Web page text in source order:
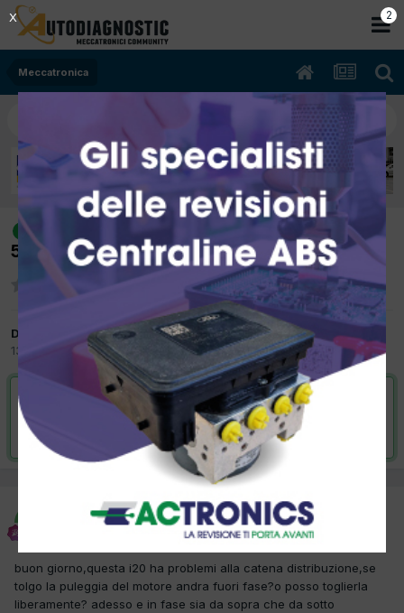
Meccatronica
risolto
[hyundai i20 11/2010 1248cc g4la
57Kw Benzina] catena distribuzione
Da elena
13 Luglio 2021inMeccatronica
VAI ALLA SOLUZIONE
Risolta da elena, 19 Luglio 2021
elena
buon giorno,questa i20 ha problemi alla catena distribuzione,se
tolgo la puleggia del motore andra fuori fase?o posso toglierla
liberamente? adesso e in fase sia da sopra che da sotto
2
X